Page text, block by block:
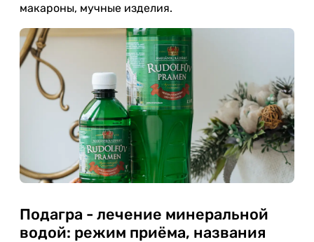
макароны, мучные изделия.
Подагра - лечение минеральной
водой: режим приёма, названия